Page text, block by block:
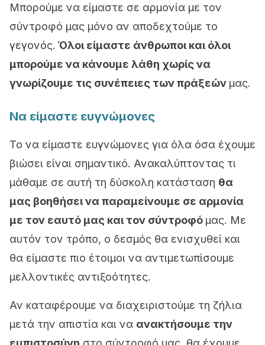
Μπορούμε να είμαστε σε αρμονία με τον
σύντροφό μας μόνο αν αποδεχτούμε το
γεγονός. Όλοι είμαστε άνθρωποι και όλοι
μπορούμε να κάνουμε λάθη χωρίς να
γνωρίζουμε τις συνέπειες των πράξεών μας.
Να είμαστε ευγνώμονες
Το να είμαστε ευγνώμονες για όλα όσα έχουμε
βιώσει είναι σημαντικό. Ανακαλύπτοντας τι
μάθαμε σε αυτή τη δύσκολη κατάσταση θα
μας βοηθήσει να παραμείνουμε σε αρμονία
με τον εαυτό μας και τον σύντροφό μας. Με
αυτόν τον τρόπο, ο δεσμός θα ενισχυθεί και
θα είμαστε πιο έτοιμοι να αντιμετωπίσουμε
μελλοντικές αντιξοότητες.
Αν καταφέρουμε να διαχειριστούμε τη ζήλια
μετά την απιστία και να ανακτήσουμε την